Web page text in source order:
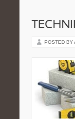
POSTED BY